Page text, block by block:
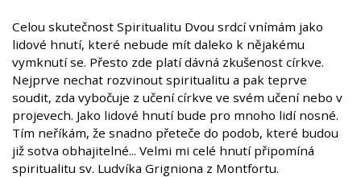
Celou skutečnost Spiritualitu Dvou srdcí vnímám jako
lidové hnutí, které nebude mít daleko k nějakému
vymknutí se. Přesto zde platí dávná zkušenost církve.
Nejprve nechat rozvinout spiritualitu a pak teprve
soudit, zda vybočuje z učení církve ve svém učení nebo v
projevech. Jako lidové hnutí bude pro mnoho lidí nosné.
Tím neříkám, že snadno přeteče do podob, které budou
již sotva obhajitelné... Velmi mi celé hnutí připomíná
spiritualitu sv. Ludvíka Grigniona z Montfortu.